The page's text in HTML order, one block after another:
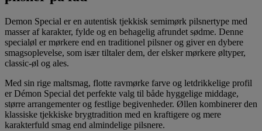
Demon Special er en autentisk tjekkisk semimørk pilsnertype med
masser af karakter, fylde og en behagelig afrundet sødme. Denne
specialøl er mørkere end en traditionel pilsner og giver en dybere
smagsoplevelse, som især tiltaler dem, der elsker mørkere øltyper,
classic-øl og ales.
Med sin rige maltsmag, flotte ravmørke farve og letdrikkelige profil
er Démon Special det perfekte valg til både hyggelige middage,
større arrangementer og festlige begivenheder. Øllen kombinerer den
klassiske tjekkiske brygtradition med en kraftigere og mere
karakterfuld smag end almindelige pilsnere.